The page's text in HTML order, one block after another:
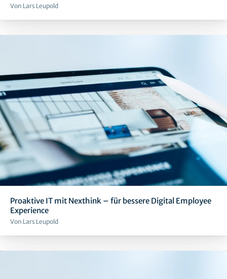
Von Lars Leupold
Proaktive IT mit Nexthink – für bessere Digital Employee
Experience
Von Lars Leupold